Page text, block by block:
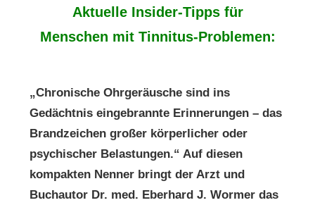
Aktuelle Insider-Tipps für
Menschen mit Tinnitus-Problemen:
„Chronische Ohrgeräusche sind ins
Gedächtnis eingebrannte Erinnerungen – das
Brandzeichen großer körperlicher oder
psychischer Belastungen.“ Auf diesen
kompakten Nenner bringt der Arzt und
Buchautor Dr. med. Eberhard J. Wormer das